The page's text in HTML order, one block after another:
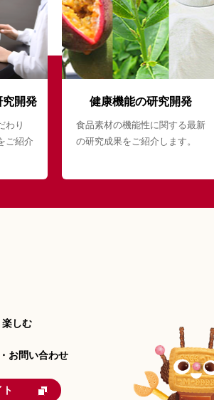
究開発
わり
ご紹介
健康機能の研究開発
食品素材の機能性に関する最新
の研究成果をご紹介します。
しむ
お問い合わせ